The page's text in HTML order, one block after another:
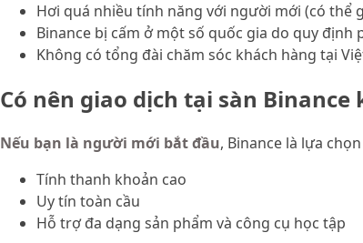
Hơi quá nhiều tính năng với người mới (có thể
Binance bị cấm ở một số quốc gia do quy định
Không có tổng đài chăm sóc khách hàng tại
Có nên giao dịch tại sàn Binance
Nếu bạn là người mới bắt đầu, Binance là lựa
Tính thanh khoản cao
Uy tín toàn cầu
Hỗ trợ đa dạng sản phẩm và công cụ học tập